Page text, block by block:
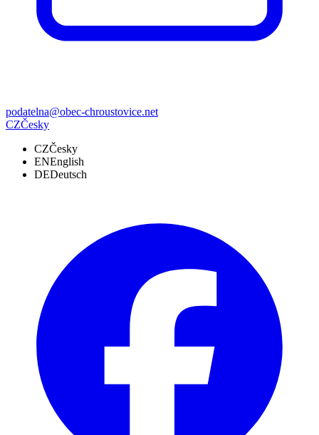
podatelna@obec-chroustovice.net
CZČesky
CZČesky
ENEnglish
DEDeutsch